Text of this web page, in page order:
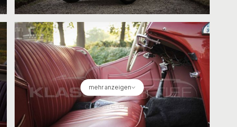
mehr anzeigen